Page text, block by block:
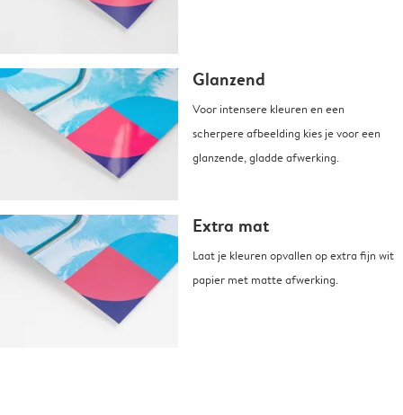
Glanzend
Voor intensere kleuren en een
scherpere afbeelding kies je voor een
glanzende, gladde afwerking.
Extra mat
Laat je kleuren opvallen op extra fijn wit
papier met matte afwerking.